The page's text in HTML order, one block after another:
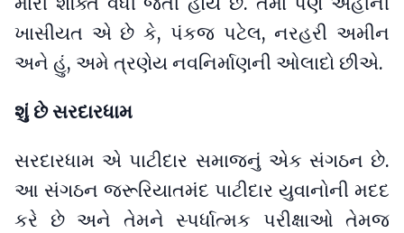
ખાસીયત એ છે કે, પંકજ પટેલ, નરહરી અમીન
અને હું, અમે ત્રણેય નવનિર્માણની ઓલાદો છીએ.
શું છે સરદારધામ
સરદારધામ એ પાટીદાર સમાજનું એક સંગઠન છે.
આ સંગઠન જરૂરિયાતમંદ પાટીદાર યુવાનોની મદદ
કરે છે અને તેમને સ્પર્ધાત્મક પરીક્ષાઓ તેમજ